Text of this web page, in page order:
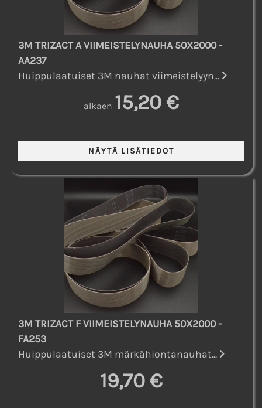
3M TRIZACT A VIIMEISTELYNAUHA 50X2000 -
AA237
Huippulaatuiset 3M nauhat viimeistelyyn...
alkaen 15,20 €
3M TRIZACT F VIIMEISTELYNAUHA 50X2000 -
FA253
Huippulaatuiset 3M märkähiontanauhat...
19,70 €